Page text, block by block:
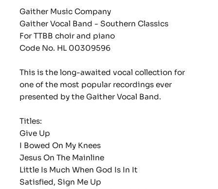
Gaither Music Company
Gaither Vocal Band - Southern Classics
For TTBB choir and piano
Code No. HL 00309596
This is the long-awaited vocal collection for
one of the most popular recordings ever
presented by the Gaither Vocal Band.
Titles:
Give Up
I Bowed On My Knees
Jesus On The Mainline
Little Is Much When God Is In It
Satisfied, Sign Me Up